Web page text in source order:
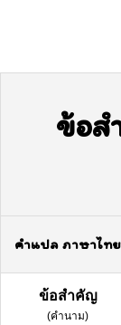
ข้อ
คำแปล ภาษาไทย
ข้อสำคัญ
(คำนาม)